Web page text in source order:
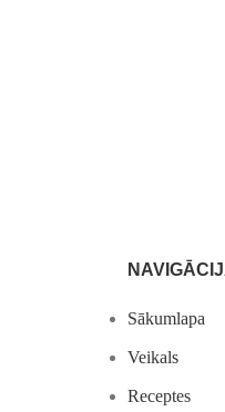
Sākumlapa
Veikals
Receptes